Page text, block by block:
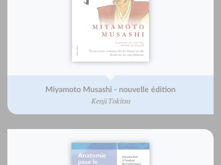
Miyamoto Musashi - nouvelle édition
Kenji Tokitsu